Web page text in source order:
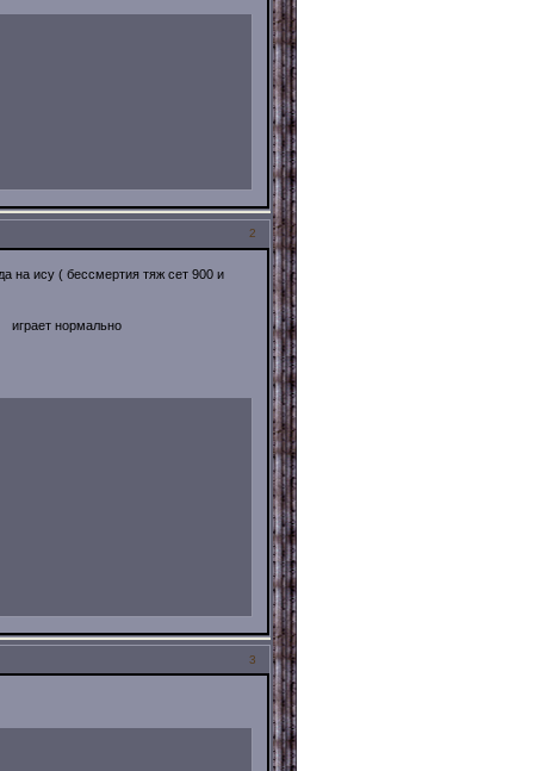
2
на ису ( бессмертия тяж сет 900 и
играет нормально
3